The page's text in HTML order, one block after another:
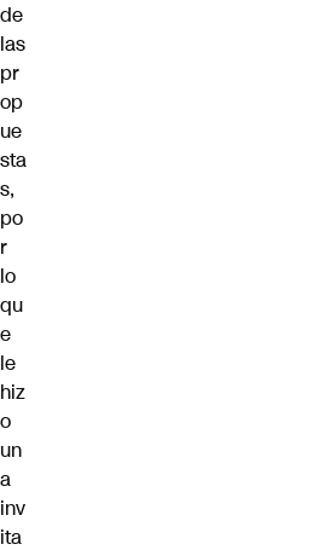
de
las
pr
op
ue
sta
s,
po
r
lo
qu
e
le
hiz
o
un
a
inv
ita